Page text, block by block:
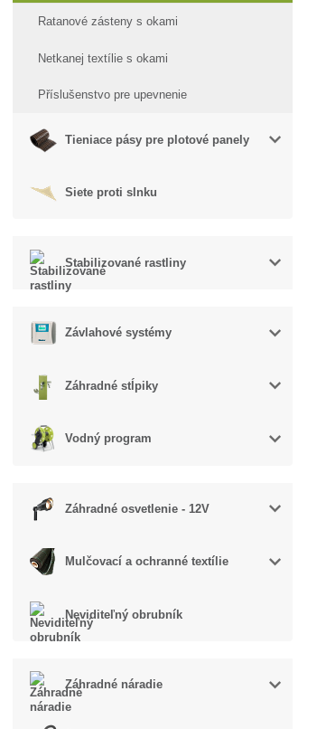
Ratanové zásteny s okami
Netkanej textílie s okami
Příslušenstvo pre upevnenie
Tieniace pásy pre plotové panely
Siete proti slnku
Stabilizované rastliny
Závlahové systémy
Záhradné stĺpiky
Vodný program
Záhradné osvetlenie - 12V
Mulčovací a ochranné textílie
Neviditeľný obrubník
Záhradné náradie